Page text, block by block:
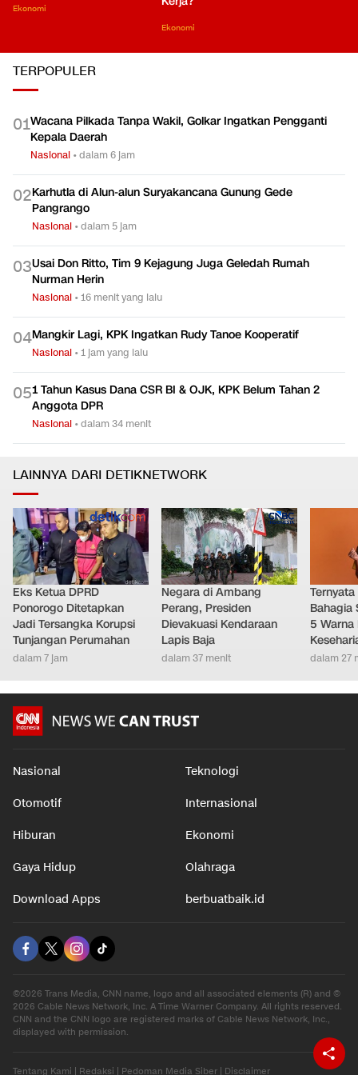
Ekonomi
Ekonomi
TERPOPULER
01Wacana Pilkada Tanpa Wakil, Golkar Ingatkan Pengganti
Kepala Daerah
Nasional •dalam 6 jam
02Karhutla di Alun-alun Suryakancana Gunung Gede
Pangrango
Nasional •dalam 5 jam
03Usai Don Ritto, Tim 9 Kejagung Juga Geledah Rumah
Nurman Herin
Nasional •16 menit yang lalu
04Mangkir Lagi, KPK Ingatkan Rudy Tanoe Kooperatif
Nasional •1 jam yang lalu
051 Tahun Kasus Dana CSR BI & OJK, KPK Belum Tahan 2
Anggota DPR
Nasional •dalam 34 menit
LAINNYA DARI DETIKNETWORK
Eks Ketua DPRD
Ponorogo Ditetapkan
Jadi Tersangka Korupsi
Tunjangan Perumahan
dalam 7 jam
Negara di Ambang
Perang, Presiden
Dievakuasi Kendaraan
Lapis Baja
dalam 37 menit
Bahagia
5
dalam 27
Nasional Teknologi
Otomotif Internasional
Hiburan Ekonomi
Gaya Hidup Olahraga
Download Apps berbuatbaik.id
©2026 Trans Media, CNN name, logo and all associated elements (R) and ©
2026 Cable News Network, Inc. A Time Warner Company. All rights reserved.
CNN and the CNN logo are registered marks of Cable News Network, Inc.,
displayed with permission.
Tentang Kami | Redaksi | Pedoman Media Siber | Disclaimer